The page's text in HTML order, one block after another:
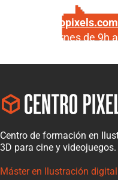
info@centropixels.com
Lunes a viernes de 9h
Centro de formación en
3D para cine y videojuegos.
Máster en Ilustración